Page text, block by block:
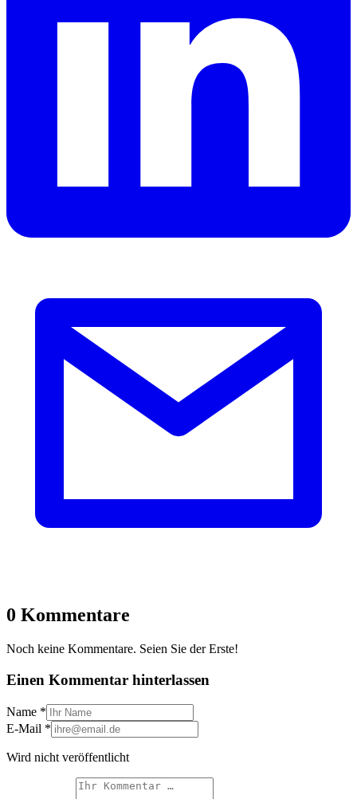
0 Kommentare
Noch keine Kommentare. Seien Sie der Erste!
Einen Kommentar hinterlassen
Name *
E-Mail *
Wird nicht veröffentlicht